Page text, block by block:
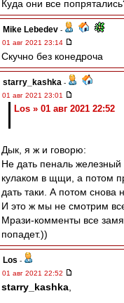
Куда они все
Mike Lebedev -
01 авг 2021 23:14
Скучно без конедроча
starry_kashka -
01 авг 2021 23:01
Los » 01 авг 2021 22:52
Дык, я ж и говорю:
Не дать пеналь
кулаком в щщи, а потом
дать таки. А потом снова
И это ж мы не смотрим
Мрази-комменты все
попадет.))
Los -
01 авг 2021 22:52
starry_kashka